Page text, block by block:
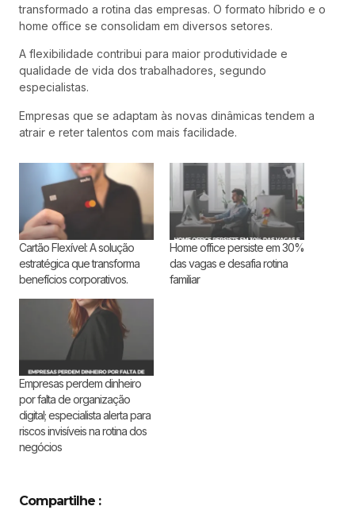
transformado a rotina das empresas. O formato híbrido e o
home office se consolidam em diversos setores.
A flexibilidade contribui para maior produtividade e
qualidade de vida dos trabalhadores, segundo
especialistas.
Empresas que se adaptam às novas dinâmicas tendem a
atrair e reter talentos com mais facilidade.
Cartão Flexível: A solução
estratégica que transforma
benefícios corporativos.
Home office persiste em 30%
das vagas e desafia rotina
familiar
Empresas perdem dinheiro
por falta de organização
digital; especialista alerta para
riscos invisíveis na rotina dos
negócios
Compartilhe :